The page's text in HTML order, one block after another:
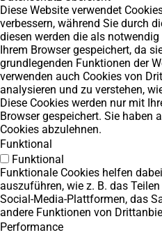
Diese Website verwendet
verbessern, während Sie durch
diesen werden die als
Ihrem Browser gespeichert, da
grundlegenden Funktionen der
verwenden auch Cookies von
analysieren und zu verstehen,
Diese Cookies werden nur mit
Browser gespeichert. Sie haben
Cookies abzulehnen.
Funktional
Funktional
Funktionale Cookies helfen
auszuführen, wie z. B. das
Social-Media-Plattformen, das
andere Funktionen von
Performance